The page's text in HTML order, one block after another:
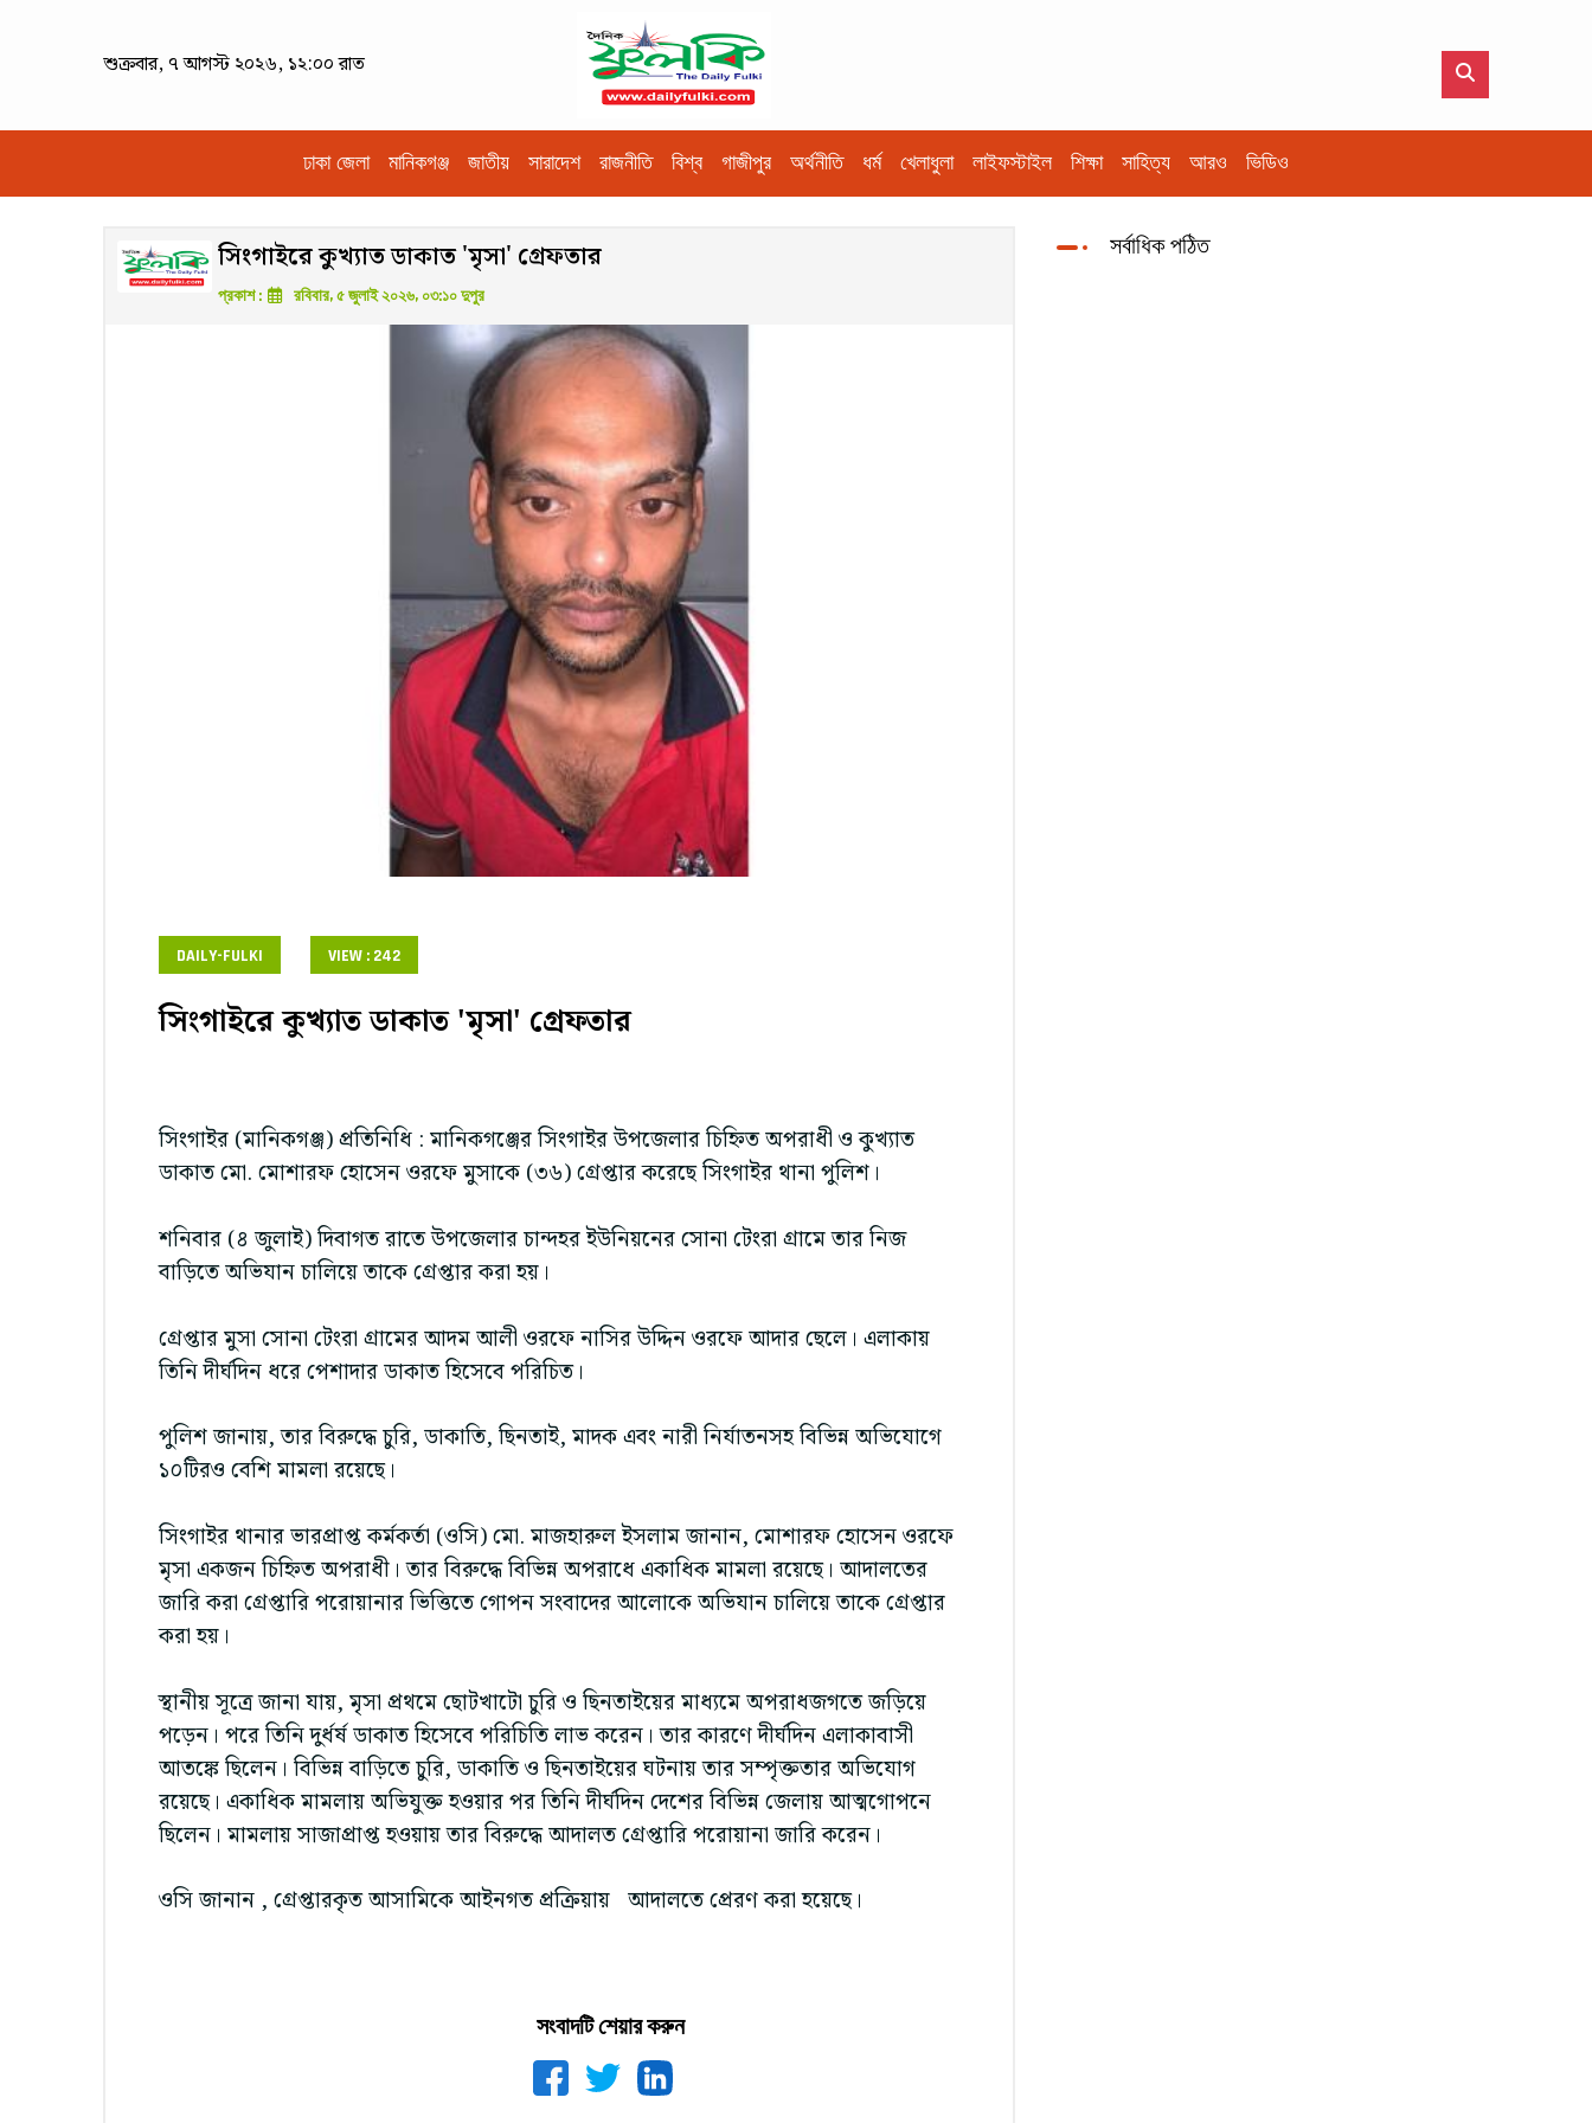
শুক্রবার, ৭ আগস্ট ২০২৬, ১২:০০ রাত
ঢাকা জেলা মানিকগঞ্জ জাতীয় সারাদেশ রাজনীতি বিশ্ব গাজীপুর অর্থনীতি ধর্ম খেলাধুলা লাইফস্টাইল শিক্ষা সাহিত্য আরও ভিডিও
সিংগাইরে কুখ্যাত ডাকাত 'মৃসা' গ্রেফতার
প্রকাশ : রবিবার, ৫ জুলাই ২০২৬, ০৩:১০ দুপুর
DAILY-FULKI VIEW : 242
সিংগাইরে কুখ্যাত ডাকাত 'মৃসা' গ্রেফতার
সিংগাইর (মানিকগঞ্জ) প্রতিনিধি : মানিকগঞ্জের সিংগাইর উপজেলার চিহ্নিত অপরাধী ও কুখ্যাত
ডাকাত মো. মোশারফ হোসেন ওরফে মুসাকে (৩৬) গ্রেপ্তার করেছে সিংগাইর থানা পুলিশ।
শনিবার (৪ জুলাই) দিবাগত রাতে উপজেলার চান্দহর ইউনিয়নের সোনা টেংরা গ্রামে তার নিজ
বাড়িতে অভিযান চালিয়ে তাকে গ্রেপ্তার করা হয়।
গ্রেপ্তার মুসা সোনা টেংরা গ্রামের আদম আলী ওরফে নাসির উদ্দিন ওরফে আদার ছেলে। এলাকায়
তিনি দীর্ঘদিন ধরে পেশাদার ডাকাত হিসেবে পরিচিত।
পুলিশ জানায়, তার বিরুদ্ধে চুরি, ডাকাতি, ছিনতাই, মাদক এবং নারী নির্যাতনসহ বিভিন্ন অভিযোগে
১০টিরও বেশি মামলা রয়েছে।
সিংগাইর থানার ভারপ্রাপ্ত কর্মকর্তা (ওসি) মো. মাজহারুল ইসলাম জানান, মোশারফ হোসেন ওরফে
মৃসা একজন চিহ্নিত অপরাধী। তার বিরুদ্ধে বিভিন্ন অপরাধে একাধিক মামলা রয়েছে। আদালতের
জারি করা গ্রেপ্তারি পরোয়ানার ভিত্তিতে গোপন সংবাদের আলোকে অভিযান চালিয়ে তাকে গ্রেপ্তার
করা হয়।
স্থানীয় সূত্রে জানা যায়, মৃসা প্রথমে ছোটখাটো চুরি ও ছিনতাইয়ের মাধ্যমে অপরাধজগতে জড়িয়ে
পড়েন। পরে তিনি দুর্ধর্ষ ডাকাত হিসেবে পরিচিতি লাভ করেন। তার কারণে দীর্ঘদিন এলাকাবাসী
আতঙ্কে ছিলেন। বিভিন্ন বাড়িতে চুরি, ডাকাতি ও ছিনতাইয়ের ঘটনায় তার সম্পৃক্ততার অভিযোগ
রয়েছে। একাধিক মামলায় অভিযুক্ত হওয়ার পর তিনি দীর্ঘদিন দেশের বিভিন্ন জেলায় আত্মগোপনে
ছিলেন। মামলায় সাজাপ্রাপ্ত হওয়ায় তার বিরুদ্ধে আদালত গ্রেপ্তারি পরোয়ানা জারি করেন।
ওসি জানান , গ্রেপ্তারকৃত আসামিকে আইনগত প্রক্রিয়ায় আদালতে প্রেরণ করা হয়েছে।
সংবাদটি শেয়ার করুন
সর্বাধিক পঠিত